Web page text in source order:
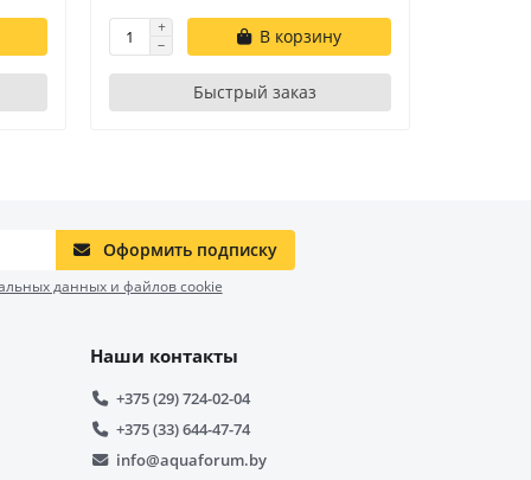
В корзину
Быстрый заказ
Оформить подписку
данных и файлов cookie
Наши контакты
+375 (29) 724-02-04
+375 (33) 644-47-74
info@aquaforum.by